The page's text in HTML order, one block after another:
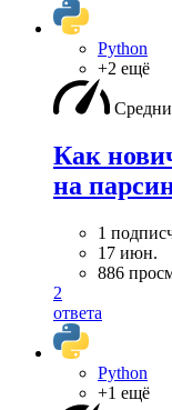
Python
+2 ещё
Как
на
1
17 июн.
886
2
ответа
Python
+1 ещё